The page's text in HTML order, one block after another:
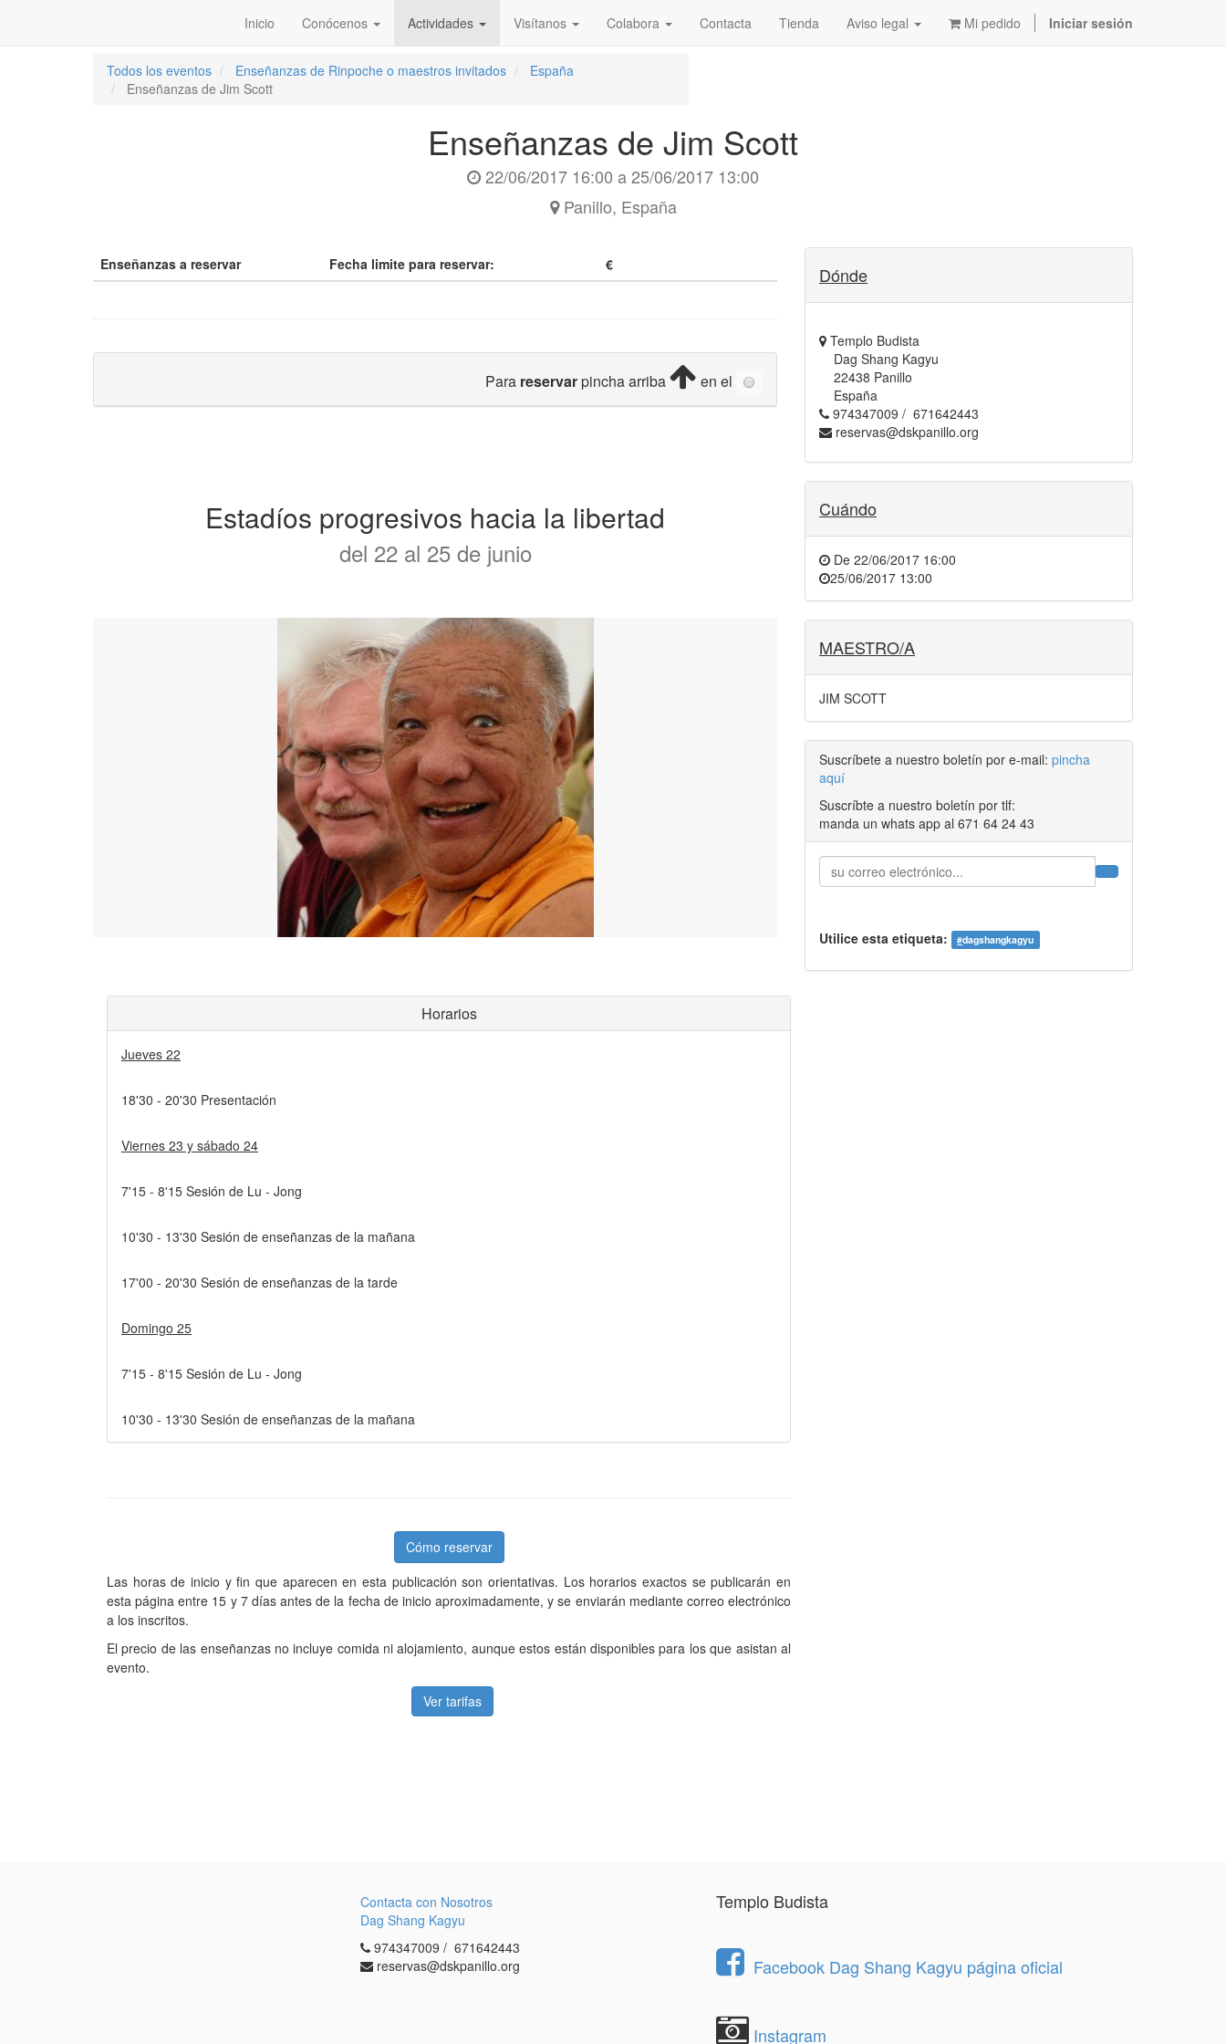
Inicio Conócenos Actividades Visítanos Colabora Contacta Tienda Aviso legal Mi pedido Iniciar sesión
Todos los eventos Enseñanzas de Rinpoche o maestros invitados
España
Enseñanzas de Jim Scott
Enseñanzas de Jim Scott
22/06/2017 16:00 a25/06/2017 13:00
Panillo, España
Enseñanzas a reservar Fecha limite para reservar: €
Para reservarpincha arriba en el
Estadíos progresivos hacia la libertad
del 22 al 25 de junio
Horarios
Jueves 22
18'30 - 20'30 Presentación
Viernes 23 y sábado 24
7'15 - 8'15 Sesión de Lu - Jong
10'30 - 13'30 Sesión de enseñanzas de la mañana
17'00 - 20'30 Sesión de enseñanzas de la tarde
Domingo 25
7'15 - 8'15 Sesión de Lu - Jong
10'30 - 13'30 Sesión de enseñanzas de la mañana
Cómo reservar
Las horas de inicio y fin que aparecen en esta publicación son orientativas. Los horarios exactos se publicarán en
esta página entre 15 y 7 días antes de la fecha de inicio aproximadamente, y se enviarán mediante correo electrónico
a los inscritos.
El precio de las enseñanzas no incluye comida ni alojamiento, aunque estos están disponibles para los que asistan al
evento.
Ver tarifas
Dónde
Templo Budista
Dag Shang Kagyu
22438 Panillo
España
974347009 / 671642443
reservas@dskpanillo.org
Cuándo
De 22/06/2017 16:00
25/06/2017 13:00
MAESTRO/A
JIM SCOTT
Suscríbete a nuestro boletín por e-mail: pincha
aquí
Suscríbte a nuestro boletín por tlf:
manda un whats app al 671 64 24 43
Utilice esta etiqueta: #dagshangkagyu
Contacta con Nosotros
Dag Shang Kagyu
974347009 / 671642443
reservas@dskpanillo.org
Templo Budista
Facebook Dag Shang Kagyu página oficial
Instagram